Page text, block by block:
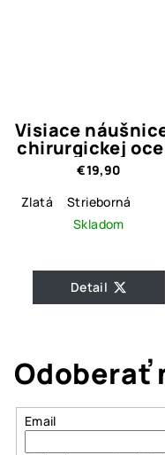
Visiace
chirurgickej
Peyson-dve
farebné
prevedenia
€19,90
Zlatá
Strieborná
Skladom
Detail
Odoberať
Email